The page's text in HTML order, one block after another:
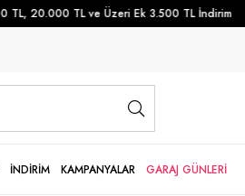
20.000 TL ve Üzeri Ek 3.500 TL İndirim
İNDİRİM KAMPANYALAR GARAJ GÜNLERİ